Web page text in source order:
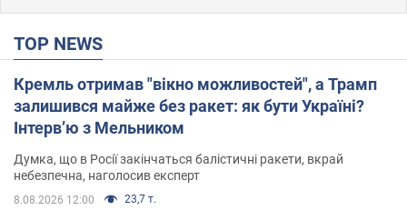
TOP NEWS
Кремль отримав "вікно можливостей", а Трамп
залишився майже без ракет: як бути Україні?
Інтерв’ю з Мельником
Думка, що в Росії закінчаться балістичні ракети, вкрай
небезпечна, наголосив експерт
8.08.2026 12:00 23,7 т.